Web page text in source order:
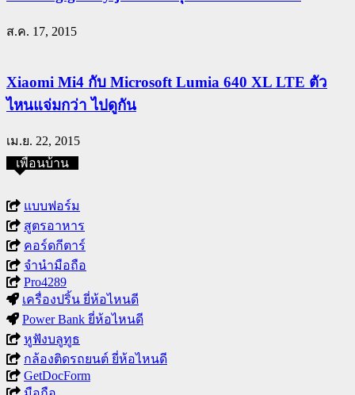
ส.ค. 17, 2015
Xiaomi Mi4 กับ Microsoft Lumia 640 XL LTE ตัว
ไหนแจ่มกว่า ไปดูกัน
เม.ย. 22, 2015
เพื่อนบ้าน
แบบฟอร์ม
สูตรอาหาร
คอร์ดกีตาร์
จำนำมือถือ
Pro4289
เครื่องปริ้น ยี่ห้อไหนดี
Power Bank ยี่ห้อไหนดี
หูฟังบลูทูธ
กล้องติดรถยนต์ ยี่ห้อไหนดี
GetDocForm